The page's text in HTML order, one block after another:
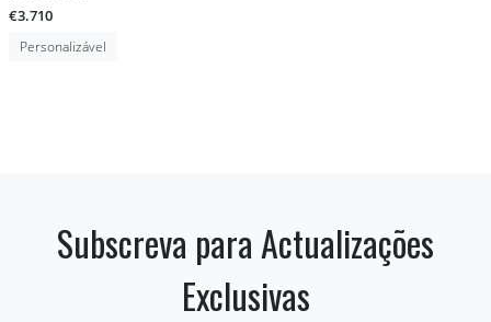
€3.710
Personalizável
Subscreva para Actualizações
Exclusivas